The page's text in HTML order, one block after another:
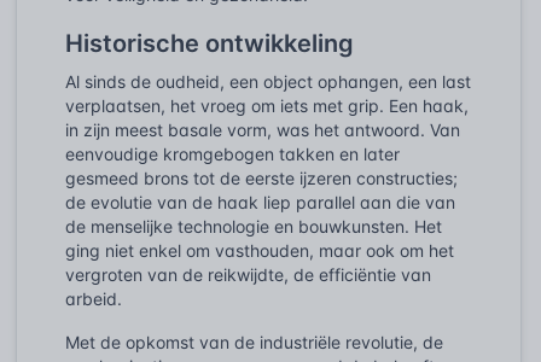
Historische ontwikkeling
Al sinds de oudheid, een object ophangen, een last
verplaatsen, het vroeg om iets met grip. Een haak,
in zijn meest basale vorm, was het antwoord. Van
eenvoudige kromgebogen takken en later
gesmeed brons tot de eerste ijzeren constructies;
de evolutie van de haak liep parallel aan die van
de menselijke technologie en bouwkunsten. Het
ging niet enkel om vasthouden, maar ook om het
vergroten van de reikwijdte, de efficiëntie van
arbeid.
Met de opkomst van de industriële revolutie, de